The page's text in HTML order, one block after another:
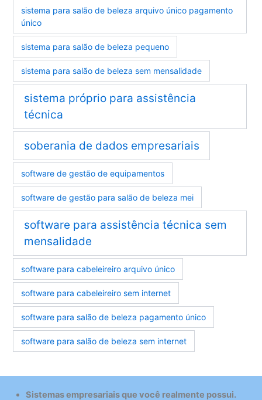
sistema para salão de beleza arquivo único pagamento
único
sistema para salão de beleza pequeno
sistema para salão de beleza sem mensalidade
sistema próprio para assistência
técnica
soberania de dados empresariais
software de gestão de equipamentos
software de gestão para salão de beleza mei
software para assistência técnica sem
mensalidade
software para cabeleireiro arquivo único
software para cabeleireiro sem internet
software para salão de beleza pagamento único
software para salão de beleza sem internet
Sistemas empresariais que você realmente possui.